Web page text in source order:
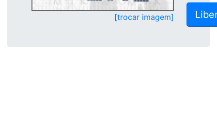
[trocar imagem]